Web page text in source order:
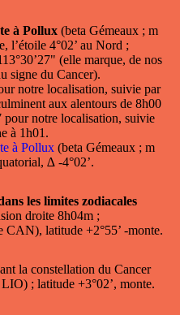
à Pollux (beta Gémeaux ; m
l’étoile 4°02’ au Nord ;
(elle marque, de nos
signe du Cancer).
notre localisation, suivie par
aux alentours de 8h00
pour notre localisation, suivie
à 1h01.
à Pollux (beta Gémeaux ; m
∆ -4°02’.
les limites zodiacales
droite 8h04m ;
CAN), latitude +2°55’ -monte.
la constellation du Cancer
; latitude +3°02’, monte.